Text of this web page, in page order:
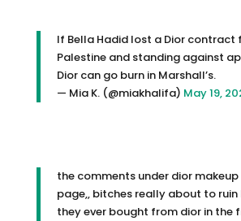
If Bella Hadid lost a Dior
Palestine and standing against
Dior can go burn in Marshall’s.
— Mia K. (@miakhalifa) May 19,
the comments under dior
page,, bitches really about to ruin
they ever bought from dior in the